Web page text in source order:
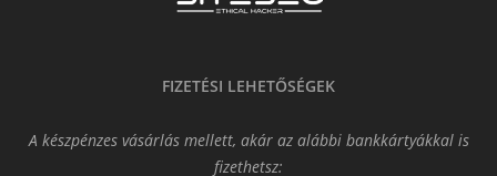
FIZETÉSI LEHETŐSÉGEK
A készpénzes vásárlás mellett, akár az alábbi bankkártyákkal is
fizethetsz: